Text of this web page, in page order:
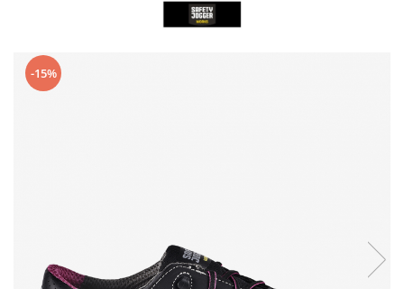
Agende, calendare si organizatoare
Capsatoare, capse si perforatoare
Caiete si blocnotesuri
-15%